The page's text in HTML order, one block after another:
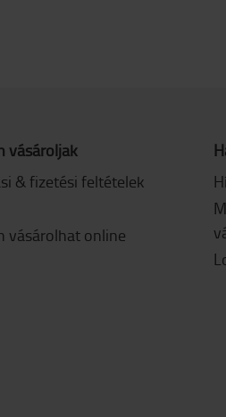
vásároljak
& fizetési feltételek
vásárolhat online